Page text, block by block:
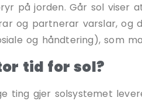
på jorden. Går sol viser
og partnerar varslar, og
og håndtering), som
tid for sol?
ting gjer solsystemet